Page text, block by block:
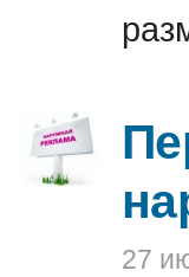
27